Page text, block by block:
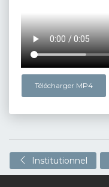
Télécharger MP4
Institutionnel